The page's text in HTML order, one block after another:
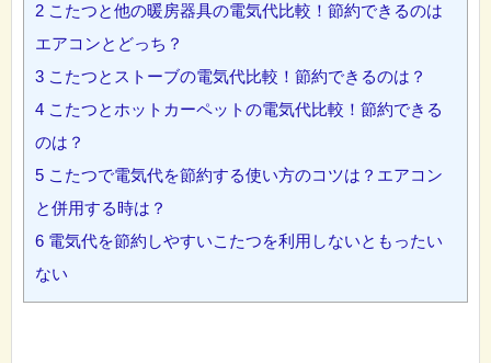
2 こたつと他の暖房器具の電気代比較！節約できるのは
エアコンとどっち？
3 こたつとストーブの電気代比較！節約できるのは？
4 こたつとホットカーペットの電気代比較！節約できる
のは？
5 こたつで電気代を節約する使い方のコツは？エアコン
と併用する時は？
6 電気代を節約しやすいこたつを利用しないともったい
ない